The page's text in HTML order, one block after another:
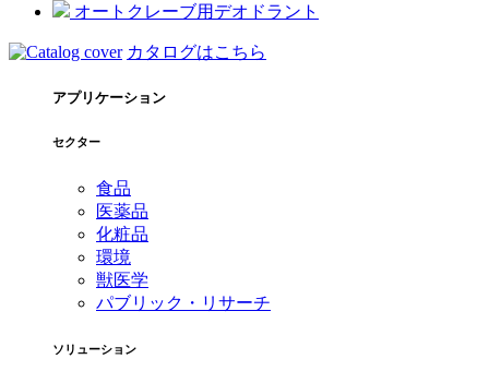
オートクレーブ用デオドラント
カタログはこちら
アプリケーション
セクター
食品
医薬品
化粧品
環境
獣医学
パブリック・リサーチ
ソリューション